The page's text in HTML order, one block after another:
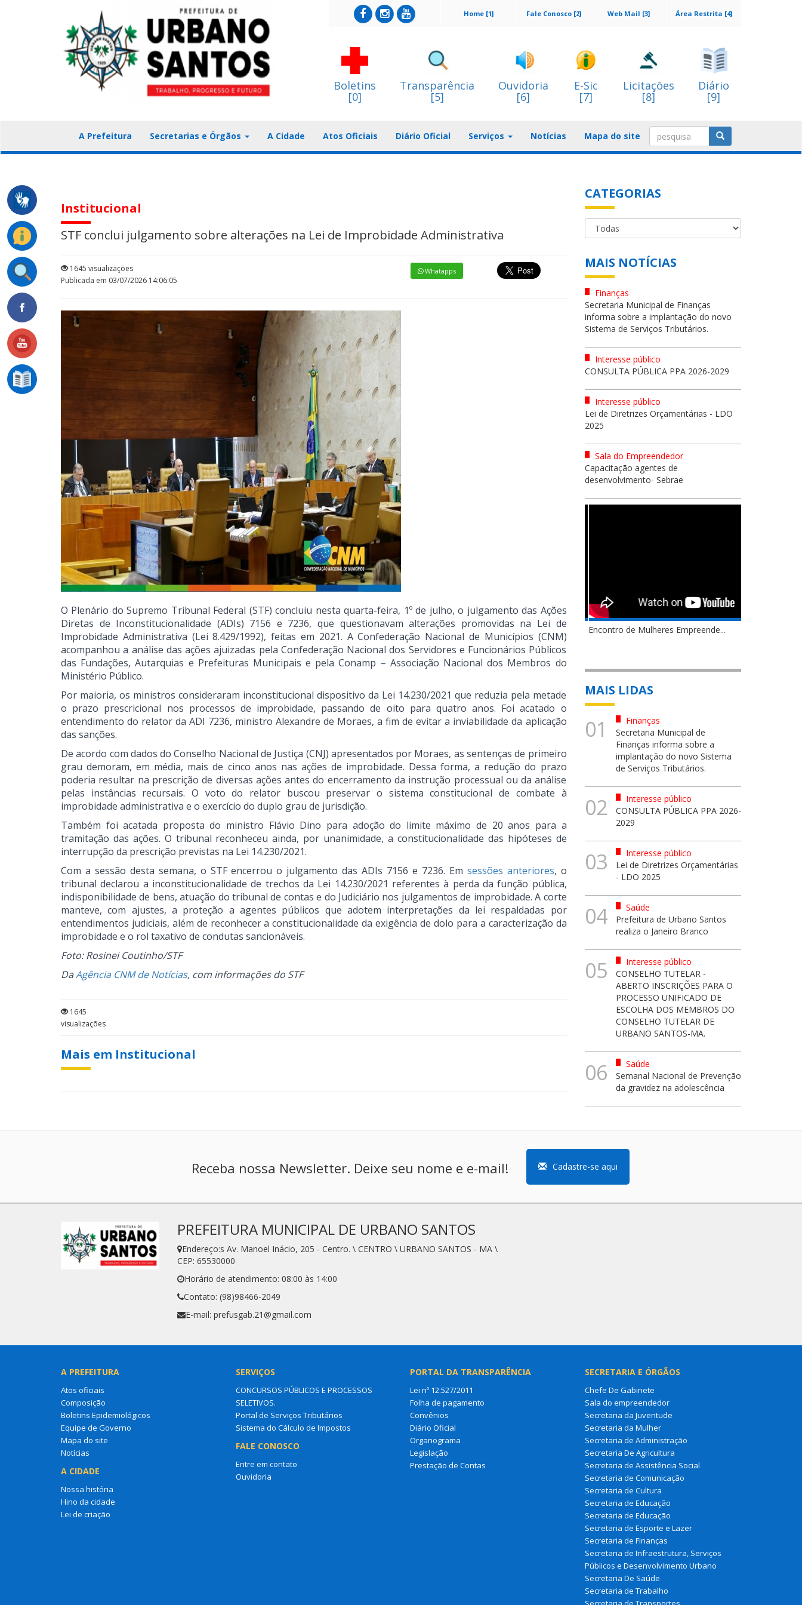
Área Restrita [4]
Web Mail [3]
Fale Conosco [2]
Home [1]
Boletins
[0]
Transparência
[5]
Ouvidoria
[6]
E-Sic
[7]
Licitações
[8]
Diário
[9]
A Prefeitura Secretarias e Órgãos A Cidade Atos Oficiais Diário Oficial Serviços Notícias Mapa do site
Institucional
STF conclui julgamento sobre alterações na Lei de Improbidade Administrativa
1645 visualizações
Publicada em 03/07/2026 14:06:05
Whatapps
O Plenário do Supremo Tribunal Federal (STF) concluiu nesta quarta-feira, 1º de julho, o julgamento das Ações
Diretas de Inconstitucionalidade (ADIs) 7156 e 7236, que questionavam alterações promovidas na Lei de
Improbidade Administrativa (Lei 8.429/1992), feitas em 2021. A Confederação Nacional de Municípios (CNM)
acompanhou a análise das ações ajuizadas pela Confederação Nacional dos Servidores e Funcionários Públicos
das Fundações, Autarquias e Prefeituras Municipais e pela Conamp – Associação Nacional dos Membros do
Ministério Público.
Por maioria, os ministros consideraram inconstitucional dispositivo da Lei 14.230/2021 que reduzia pela metade
o prazo prescricional nos processos de improbidade, passando de oito para quatro anos. Foi acatado o
entendimento do relator da ADI 7236, ministro Alexandre de Moraes, a fim de evitar a inviabilidade da aplicação
das sanções.
De acordo com dados do Conselho Nacional de Justiça (CNJ) apresentados por Moraes, as sentenças de primeiro
grau demoram, em média, mais de cinco anos nas ações de improbidade. Dessa forma, a redução do prazo
poderia resultar na prescrição de diversas ações antes do encerramento da instrução processual ou da análise
pelas instâncias recursais. O voto do relator buscou preservar o sistema constitucional de combate à
improbidade administrativa e o exercício do duplo grau de jurisdição.
Também foi acatada proposta do ministro Flávio Dino para adoção do limite máximo de 20 anos para a
tramitação das ações. O tribunal reconheceu ainda, por unanimidade, a constitucionalidade das hipóteses de
interrupção da prescrição previstas na Lei 14.230/2021.
Com a sessão desta semana, o STF encerrou o julgamento das ADIs 7156 e 7236. Em sessões anteriores, o
tribunal declarou a inconstitucionalidade de trechos da Lei 14.230/2021 referentes à perda da função pública,
indisponibilidade de bens, atuação do tribunal de contas e do Judiciário nos julgamentos de improbidade. A corte
manteve, com ajustes, a proteção a agentes públicos que adotem interpretações da lei respaldadas por
entendimentos judiciais, além de reconhecer a constitucionalidade da exigência de dolo para a caracterização da
improbidade e o rol taxativo de condutas sancionáveis.
Foto: Rosinei Coutinho/STF
DaAgência CNM de Notícias, com informações do STF
1645
visualizações
Mais em Institucional
CATEGORIAS
MAIS NOTÍCIAS
Finanças
Secretaria Municipal de Finanças
informa sobre a implantação do novo
Sistema de Serviços Tributários.
Interesse público
CONSULTA PÚBLICA PPA 2026-2029
Interesse público
Lei de Diretrizes Orçamentárias - LDO
2025
Sala do Empreendedor
Capacitação agentes de
desenvolvimento- Sebrae
Encontro de Mulheres Empreende...
MAIS LIDAS
01
Finanças
Secretaria Municipal de
Finanças informa sobre a
implantação do novo Sistema
de Serviços Tributários.
02
Interesse público
CONSULTA PÚBLICA PPA 2026-
2029
03
Interesse público
Lei de Diretrizes Orçamentárias
- LDO 2025
04
Saúde
Prefeitura de Urbano Santos
realiza o Janeiro Branco
05
Interesse público
CONSELHO TUTELAR -
ABERTO INSCRIÇÕES PARA O
PROCESSO UNIFICADO DE
ESCOLHA DOS MEMBROS DO
CONSELHO TUTELAR DE
URBANO SANTOS-MA.
06
Saúde
Semanal Nacional de Prevenção
da gravidez na adolescência
Receba nossa Newsletter. Deixe seu nome e e-mail! Cadastre-se aqui
PREFEITURA MUNICIPAL DE URBANO SANTOS
Endereço:s Av. Manoel Inácio, 205 - Centro. \ CENTRO \ URBANO SANTOS - MA \
CEP: 65530000
Horário de atendimento: 08:00 às 14:00
Contato: (98)98466-2049
E-mail: prefusgab.21@gmail.com
A PREFEITURA
Atos oficiais
Composição
Boletins Epidemiológicos
Equipe de Governo
Mapa do site
Notícias
A CIDADE
Nossa história
Hino da cidade
Lei de criação
SERVIÇOS
CONCURSOS PÚBLICOS E PROCESSOS
SELETIVOS.
Portal de Serviços Tributários
Sistema do Cálculo de Impostos
FALE CONOSCO
Entre em contato
Ouvidoria
PORTAL DA TRANSPARÊNCIA
Lei nº 12.527/2011
Folha de pagamento
Convênios
Diário Oficial
Organograma
Legislação
Prestação de Contas
SECRETARIA E ÓRGÃOS
Chefe De Gabinete
Sala do empreendedor
Secretaria da Juventude
Secretaria da Mulher
Secretaria de Administração
Secretaria De Agricultura
Secretaria de Assistência Social
Secretaria de Comunicação
Secretaria de Cultura
Secretaria de Educação
Secretaria de Educação
Secretaria de Esporte e Lazer
Secretaria de Finanças
Secretaria de Infraestrutura, Serviços
Públicos e Desenvolvimento Urbano
Secretaria De Saúde
Secretaria de Trabalho